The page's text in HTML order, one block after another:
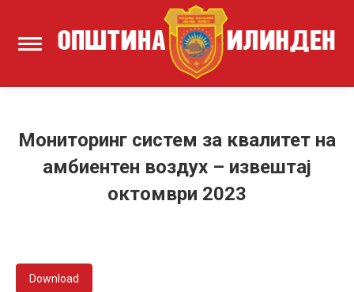
Мониторинг систем за квалитет на
амбиентен воздух – извештај
октомври 2023
Download